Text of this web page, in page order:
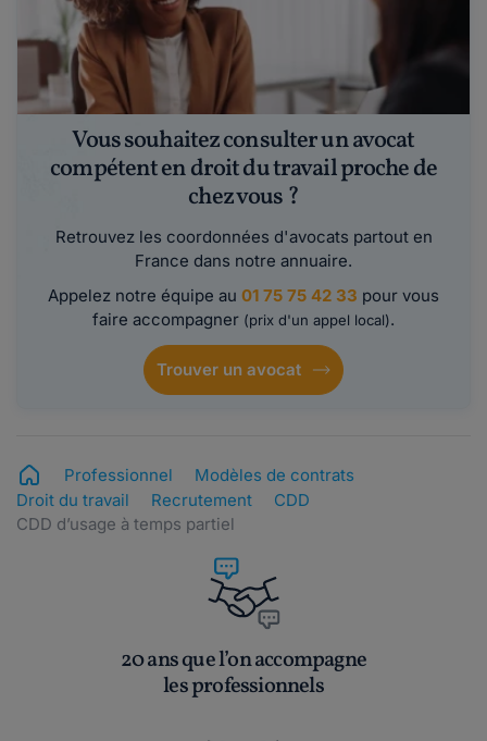
Vous souhaitez consulter un avocat
compétent en droit du travail proche de
chez vous ?
Retrouvez les coordonnées d'avocats partout en
France dans notre annuaire.
Appelez notre équipe au 01 75 75 42 33 pour vous
faire accompagner (prix d'un appel local).
Trouver un avocat
Professionnel
Modèles de contrats
Droit du travail
Recrutement
CDD
CDD d’usage à temps partiel
20 ans que l’on accompagne
les professionnels